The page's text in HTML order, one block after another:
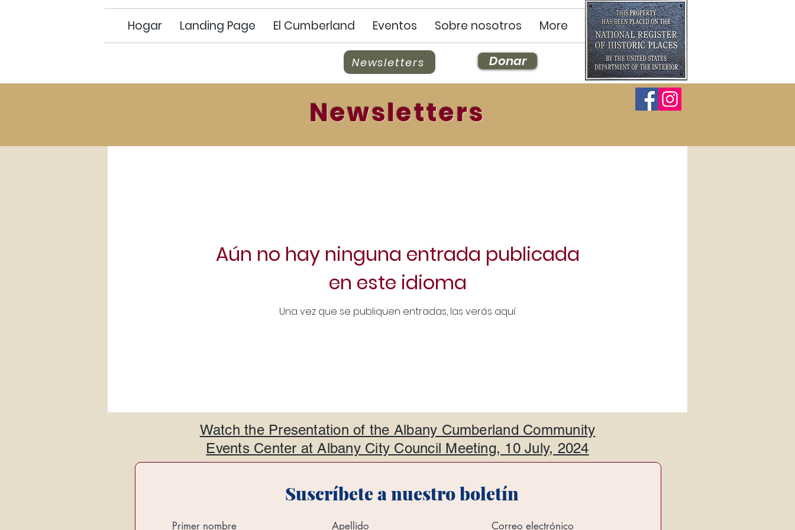
Hogar Landing Page El Cumberland Eventos Sobre nosotros More
Newsletters Donar
Newsletters
Aún no hay ninguna entrada publicada
en este idioma
Una vez que se publiquen entradas, las verás aquí.
Watch the Presentation of the Albany Cumberland Community
Events Center at Albany City Council Meeting, 10 July, 2024
Suscríbete a nuestro boletín
Primer nombre Apellido Correo electrónico